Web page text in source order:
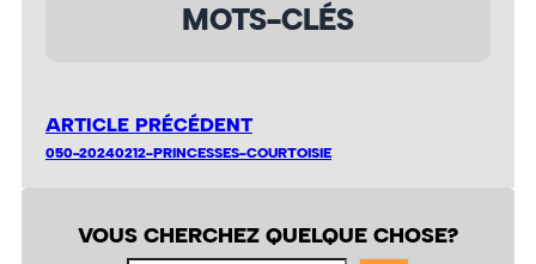
MOTS-CLÉS
ARTICLE PRÉCÉDENT
050-20240212-PRINCESSES-COURTOISIE
VOUS CHERCHEZ QUELQUE CHOSE?